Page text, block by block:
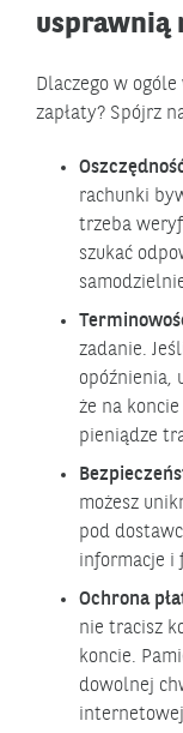
usprawnią
Dlaczego w
zapłaty? Spójrz
rachunki
trzeba
szukać
zadanie.
opóźnienia,
że na
pieniądze
możesz
pod
informacje i
Ochrona
nie tracisz
koncie.
dowolnej